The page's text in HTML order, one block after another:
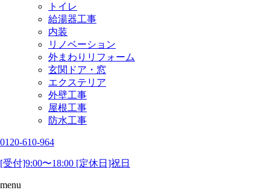
トイレ
給湯器工事
内装
リノベーション
外まわりリフォーム
玄関ドア・窓
エクステリア
外壁工事
屋根工事
防水工事
0120-610-964
[受付]9:00〜18:00 [定休日]祝日
menu